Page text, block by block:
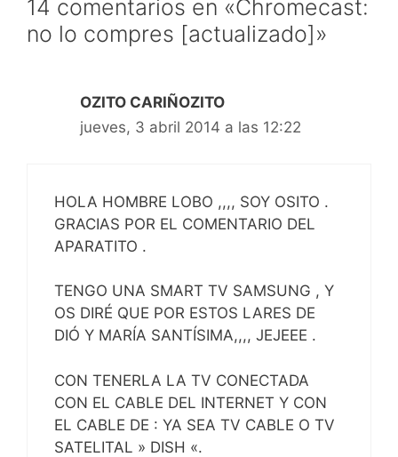
14 comentarios en «Chromecast:
no lo compres [actualizado]»
OZITO CARIÑOZITO
jueves, 3 abril 2014 a las 12:22
HOLA HOMBRE LOBO ,,,, SOY OSITO .
GRACIAS POR EL COMENTARIO DEL
APARATITO .
TENGO UNA SMART TV SAMSUNG , Y
OS DIRÉ QUE POR ESTOS LARES DE
DIÓ Y MARÍA SANTÍSIMA,,,, JEJEEE .
CON TENERLA LA TV CONECTADA
CON EL CABLE DEL INTERNET Y CON
EL CABLE DE : YA SEA TV CABLE O TV
SATELITAL » DISH «.